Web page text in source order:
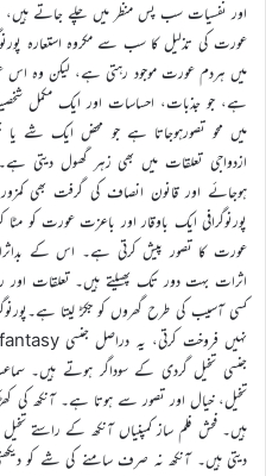
اور نفسیات سب پس منظر میں چلے جاتے
عورت کی تذلیل کا سب سے مکروہ استعارہ
میں ہردم عورت موجود رہتی ہے، لیکن وہ
ہے، جو جذبات، احساسات اور ایک مکمل
میں محو تصورہوجاتا ہے جو محض ایک شے
ازدواجی تعلقات میں بھی زہر گھول
ہوجائے اور قانون انصاف کی گرفت بھی
پورنوگرافی ایک باوقار اور باعزت عورت کو
عورت کا تصور پیش کرتی ہے۔ اس کے
اثرات بہت دور تک پھیلتے ہیں۔ تعلقات اور
کسی آسیب کی طرح گھروں کو جکڑ لیتا
جنسی تخیل گردی کے سوداگر ہوتے ہیں۔
تخیل، خیال اور تصور سے ہوتا ہے۔ آنکھ کی
ہیں۔ فحش فلم ساز کمپنیاں آنکھ کے راستے
دیتی ہیں۔ آنکھ نہ صرف سامنے کی شے کو